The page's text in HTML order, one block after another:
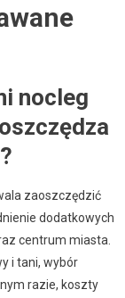
nocleg
zaoszczędzić
dodatkowych
centrum miasta.
i tani, wybór
razie, koszty